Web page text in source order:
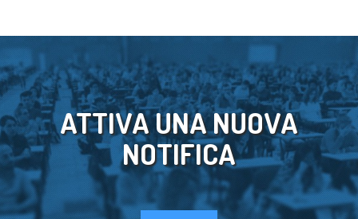
ATTIVA UNA NUOVA
NOTIFICA